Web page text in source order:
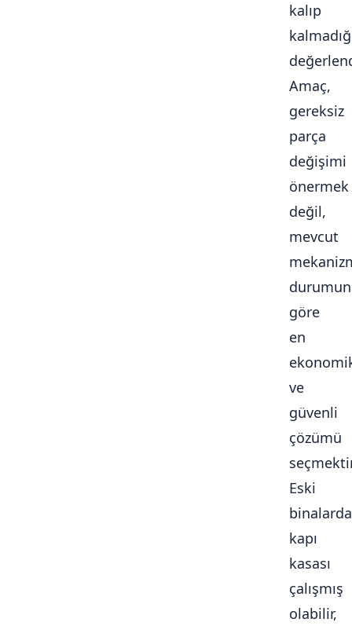
kalıp
Amaç,
gereksiz
parça
değişimi
önermek
değil,
mevcut
göre
en
ve
güvenli
çözümü
Eski
binalarda
kapı
kasası
çalışmış
olabilir,